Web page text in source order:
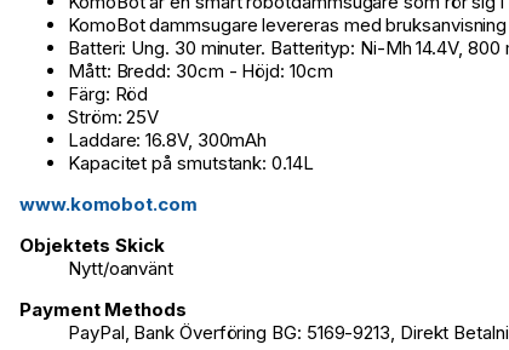
KomoBot dammsugare levereras med
Batteri: Ung. 30 minuter. Batterityp: Ni-Mh 14.4V, 800
Mått: Bredd: 30cm - Höjd: 10cm
Färg: Röd
Ström: 25V
Laddare: 16.8V, 300mAh
Kapacitet på smutstank: 0.14L
www.komobot.com
Objektets Skick
Nytt/oanvänt
Payment Methods
PayPal, Bank Överföring BG: 5169-9213, Direkt